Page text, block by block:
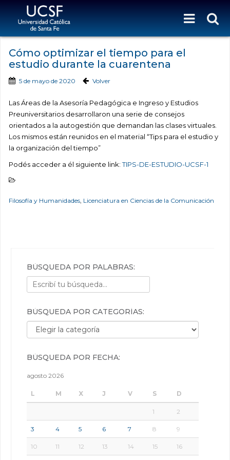
Cómo optimizar el tiempo para el
estudio durante la cuarentena
5 de mayo de 2020 Volver
Las Áreas de la Asesoría Pedagógica e Ingreso y Estudios
Preuniversitarios desarrollaron una serie de consejos
orientados a la autogestión que demandan las clases virtuales.
Los mismos están reunidos en el material “Tips para el estudio y
la organización del tiempo”
Podés acceder a él siguiente link:TIPS-DE-ESTUDIO-UCSF-1
Filosofía y Humanidades, Licenciatura en Ciencias de la Comunicación
BÚSQUEDA POR PALABRAS:
BÚSQUEDA POR CATEGORÍAS:
Búsqueda por categorías:
BÚSQUEDA POR FECHA:
agosto 2026
L M X J V S D
1 2
3 4 5 6 7 8 9
10 11 12 13 14 15 16